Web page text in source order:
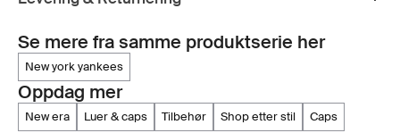
Se mere fra samme produktserie her
new york yankees
Oppdag mer
new era luer & caps tilbehør shop etter stil caps